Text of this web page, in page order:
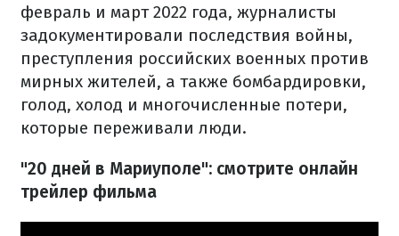
февраль и март 2022 года, журналисты
задокументировали последствия войны,
преступления российских военных против
мирных жителей, а также бомбардировки,
голод, холод и многочисленные потери,
которые переживали люди.
"20 дней в Мариуполе": смотрите онлайн
трейлер фильма